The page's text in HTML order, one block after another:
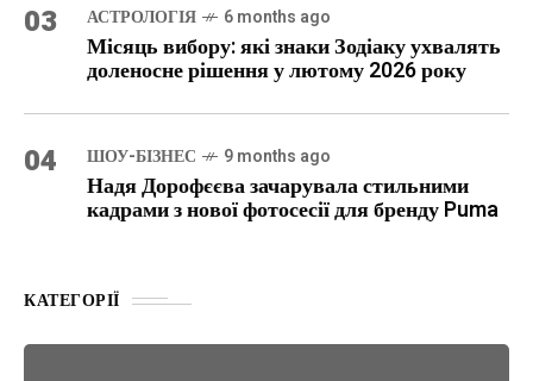
03 АСТРОЛОГІЯ 6 months ago
Місяць вибору: які знаки Зодіаку ухвалять
доленосне рішення у лютому 2026 року
04 ШОУ-БІЗНЕС 9 months ago
Надя Дорофєєва зачарувала стильними
кадрами з нової фотосесії для бренду Puma
КАТЕГОРІЇ